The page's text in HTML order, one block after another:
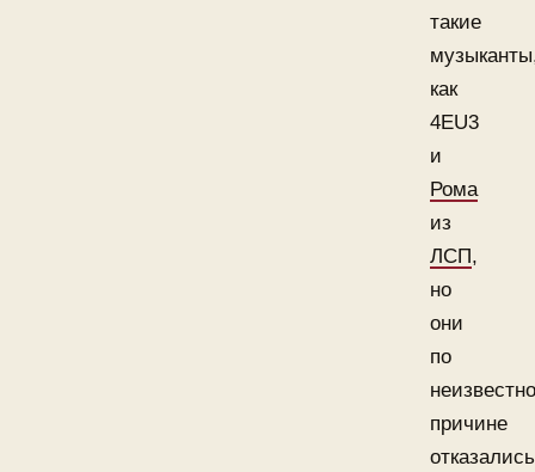
такие
как
4EU3
и
Рома
из
ЛСП,
но
они
по
причине